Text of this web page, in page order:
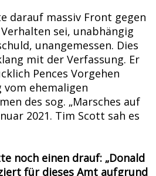
darauf massiv Front gegen
sei, unabhängig
unangemessen. Dies
mit der Verfassung. Er
Pences Vorgehen
vom ehemaligen
des sog. „Marsches auf
2021. Tim Scott sah es
noch einen drauf: „Donald
für dieses Amt aufgrund